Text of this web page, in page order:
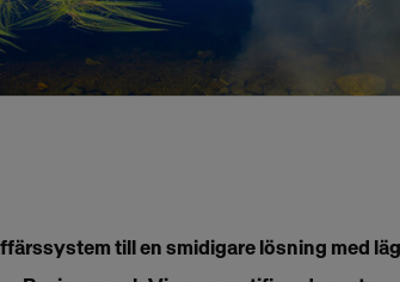
till en smidigare lösning med